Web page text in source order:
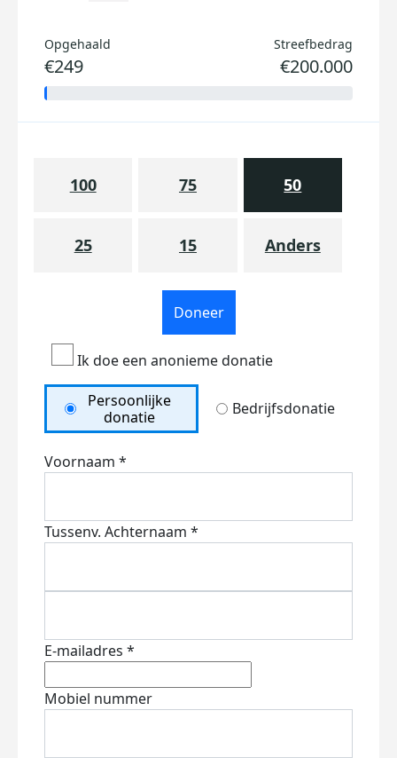
Opgehaald
€249
Streefbedrag
€200.000
100 75 50
25 15 Anders
Doneer
Ik doe een anonieme donatie
Persoonlijke
donatie
Bedrijfsdonatie
Voornaam *
Tussenv. Achternaam *
E-mailadres *
Mobiel nummer